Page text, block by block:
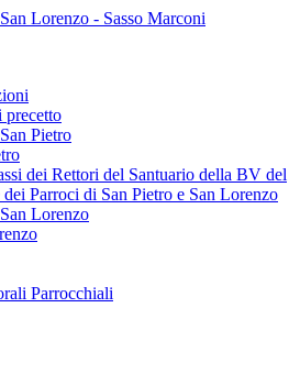
Lorenzo - Sasso Marconi
precetto
Pietro
dei Rettori del Santuario della BV del
dei Parroci di San Pietro e San Lorenzo
Lorenzo
Parrocchiali